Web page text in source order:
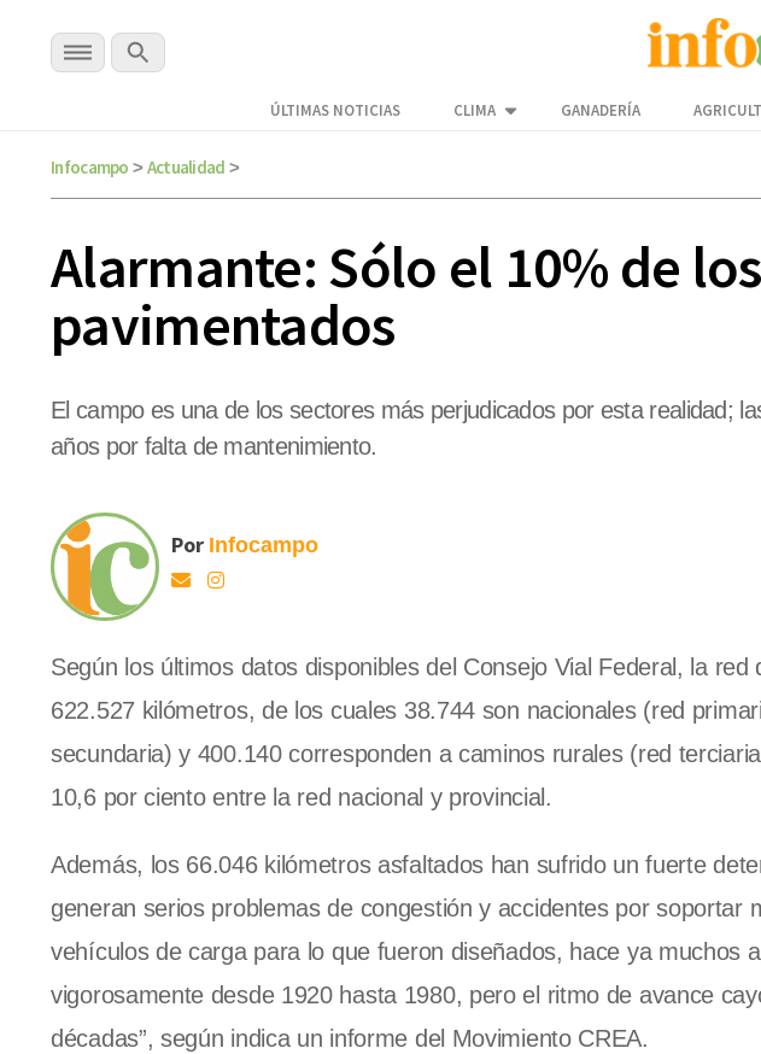
ÚLTIMAS NOTICIAS CLIMA GANADERÍA
Infocampo > Actualidad >
Alarmante: Sólo el 10% de
pavimentados
El campo es una de los sectores más perjudicados por esta realidad;
años por falta de mantenimiento.
Por Infocampo
Según los últimos datos disponibles del Consejo Vial Federal, la
622.527 kilómetros, de los cuales 38.744 son nacionales (red
secundaria) y 400.140 corresponden a caminos rurales (red
10,6 por ciento entre la red nacional y provincial.
Además, los 66.046 kilómetros asfaltados han sufrido un fuerte
generan serios problemas de congestión y accidentes por soportar
vehículos de carga para lo que fueron diseñados, hace ya muchos
vigorosamente desde 1920 hasta 1980, pero el ritmo de avance
décadas”, según indica un informe del Movimiento CREA.